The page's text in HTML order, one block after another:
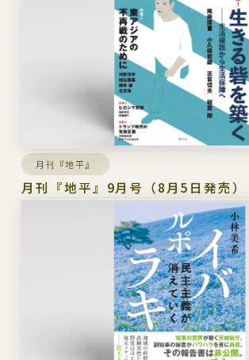
月刊『地平』
月刊『地平』9月号（8月5日発売）